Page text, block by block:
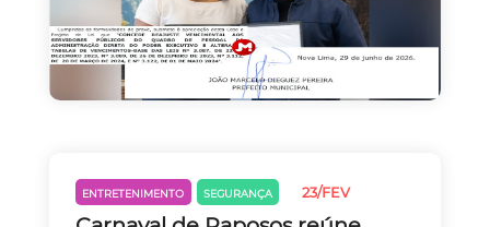
ENTRETENIMENTO SEGURANÇA 23/FEV